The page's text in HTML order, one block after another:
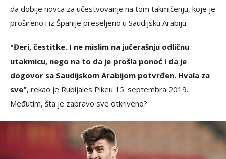
da dobije novca za učestvovanje na tom takmičenju, koje je
prošireno i iz Španije preseljeno u Saudijsku Arabiju.
"Đeri, čestitke. I ne mislim na jučerašnju odličnu
utakmicu, nego na to da je prošla ponoć i da je
dogovor sa Saudijskom Arabijom potvrđen. Hvala za
sve", rekao je Rubijales Pikeu 15. septembra 2019.
Međutim, šta je zapravo sve otkriveno?